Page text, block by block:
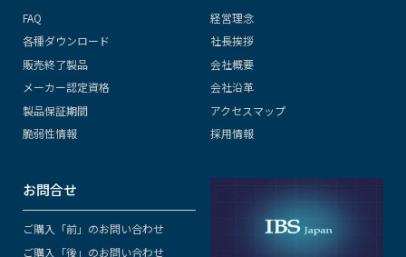
FAQ
各種ダウンロード
販売終了製品
メーカー認定資格
製品保証期間
脆弱性情報
経営理念
社長挨拶
会社概要
会社沿革
アクセスマップ
採用情報
お問合せ
ご購入「前」のお問い合わせ
ご購入「後」のお問い合わせ